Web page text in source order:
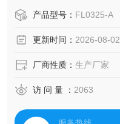
产品型号： FL0325-A
更新时间： 2026-08-02
厂商性质： 生产厂家
访 问 量 ： 2063